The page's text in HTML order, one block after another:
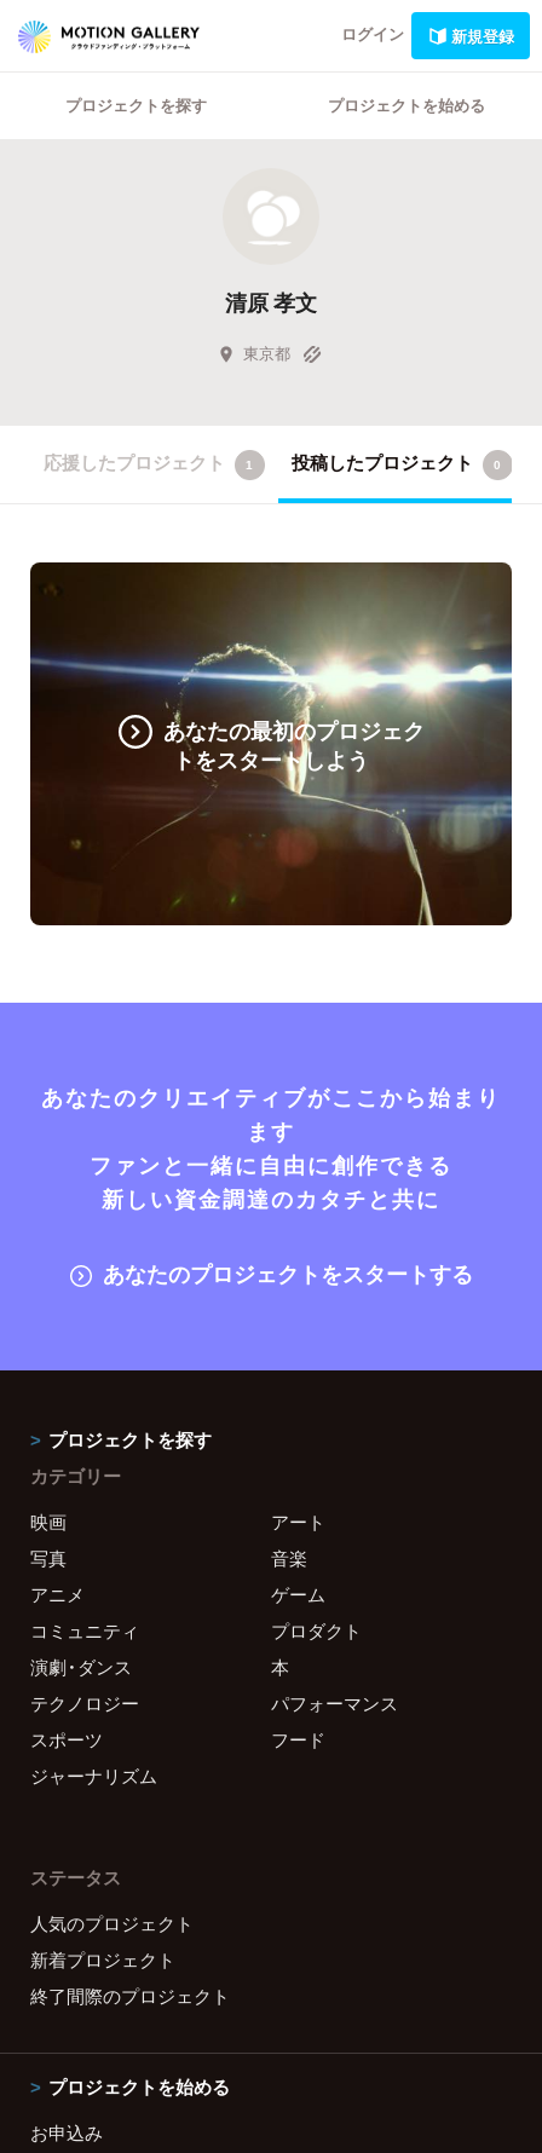
ログイン 新規登録
プロジェクトを探す プロジェクトを始める
清原 孝文
東京都
応援したプロジェクト 1 投稿したプロジェクト 0
あなたの最初のプロジェク
トをスタートしよう
あなたのクリエイティブがここから始まり
ます
ファンと一緒に自由に創作できる
新しい資金調達のカタチと共に
あなたのプロジェクトをスタートする
プロジェクトを探す
カテゴリー
映画
アート
写真
音楽
アニメ
ゲーム
コミュニティ
プロダクト
演劇・ダンス
本
テクノロジー
パフォーマンス
スポーツ
フード
ジャーナリズム
ステータス
人気のプロジェクト
新着プロジェクト
終了間際のプロジェクト
プロジェクトを始める
お申込み